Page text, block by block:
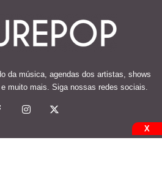
da música, agendas dos artistas, shows
muito mais. Siga nossas redes sociais.
X